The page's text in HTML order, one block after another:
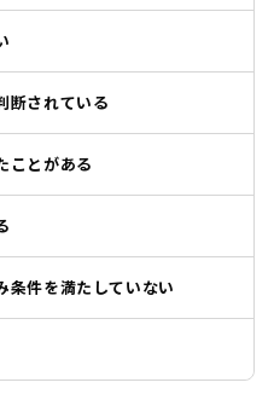
断されている
ことがある
条件を満たしていない